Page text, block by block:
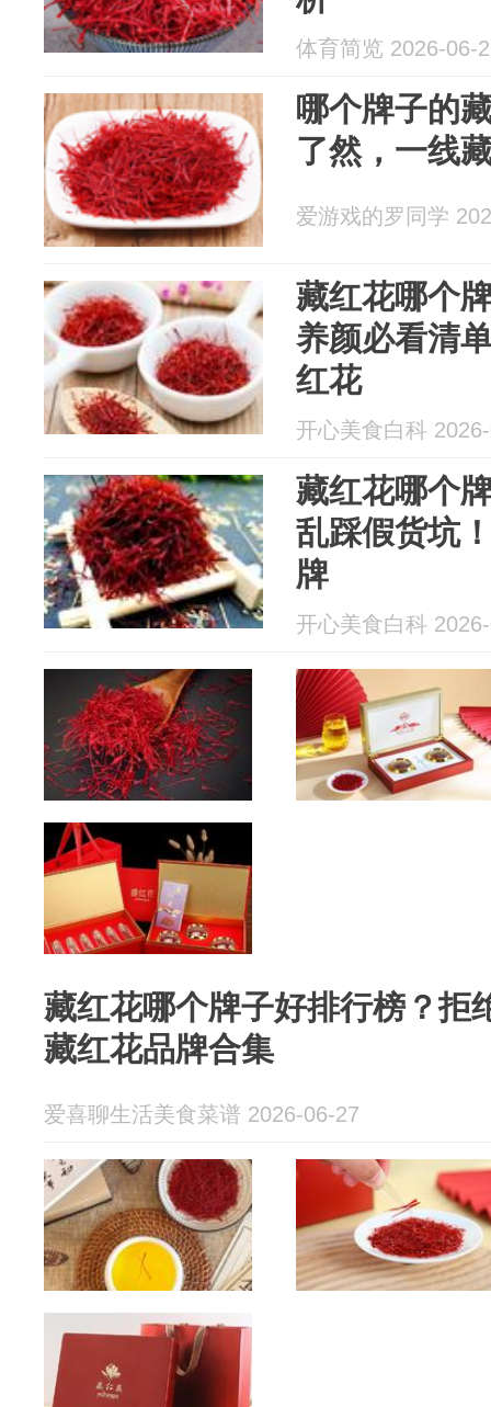
体育简览 2026-06-
哪个牌子的
了然，一线
爱游戏的罗同学
藏红花哪个
养颜必看清
红花
开心美食白科
藏红花哪个
乱踩假货坑
牌
开心美食白科
藏红花哪个牌子好排行榜？拒
藏红花品牌合集
爱喜聊生活美食菜谱 2026-06-27